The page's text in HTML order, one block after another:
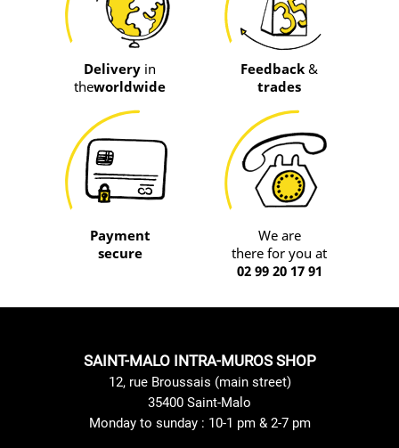
Delivery in
theworldwide
Feedback &
trades
Payment
secure
We are
there for you at
02 99 20 17 91
SAINT-MALO INTRA-MUROS SHOP
12, rue Broussais (main street)
35400 Saint-Malo
Monday to sunday : 10-1 pm & 2-7 pm